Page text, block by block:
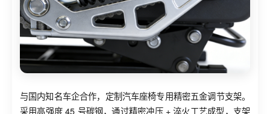
与国内知名车企合作，定制汽车座椅专用精密五金调节支架。
采用高强度 45 号碳钢，通过精密冲压 + 淬火工艺成型，支架